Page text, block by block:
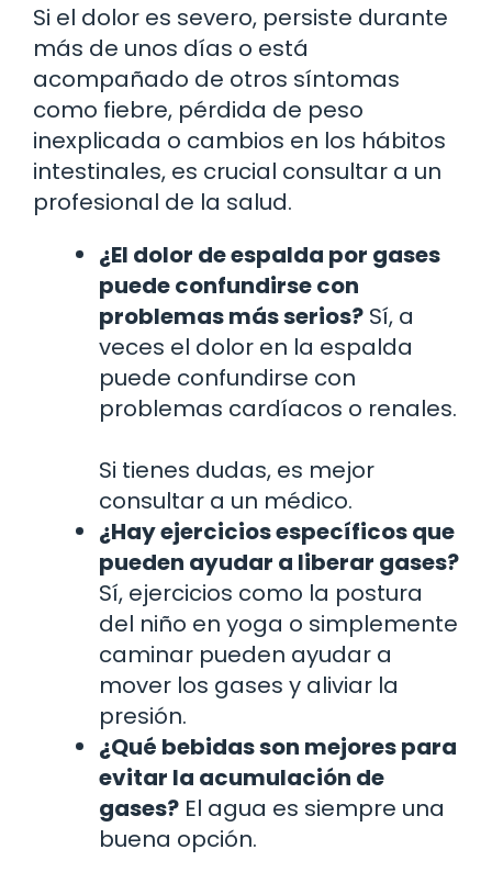
Si el dolor es severo, persiste durante
más de unos días o está
acompañado de otros síntomas
como fiebre, pérdida de peso
inexplicada o cambios en los hábitos
intestinales, es crucial consultar a un
profesional de la salud.
¿El dolor de espalda por gases
puede confundirse con
problemas más serios? Sí, a
veces el dolor en la espalda
puede confundirse con
problemas cardíacos o renales.
Si tienes dudas, es mejor
consultar a un médico.
¿Hay ejercicios específicos que
pueden ayudar a liberar gases?
Sí, ejercicios como la postura
del niño en yoga o simplemente
caminar pueden ayudar a
mover los gases y aliviar la
presión.
¿Qué bebidas son mejores para
evitar la acumulación de
gases? El agua es siempre una
buena opción.